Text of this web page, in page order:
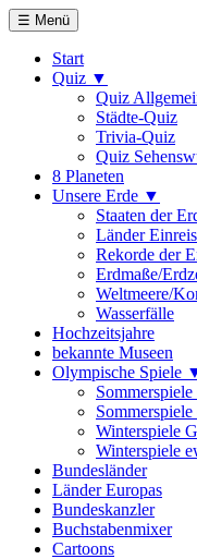
☰ Menü
Start
Quiz ▼
Quiz
Städte-Quiz
Trivia-Quiz
Quiz
8 Planeten
Unsere Erde ▼
Staaten der
Länder
Rekorde der
Erdmaße/
Weltmeere/
Wasserfälle
Hochzeitsjahre
bekannte Museen
Olympische Spiele
Winterspiele
Winterspiele
Bundesländer
Länder Europas
Bundeskanzler
Buchstabenmixer
Cartoons